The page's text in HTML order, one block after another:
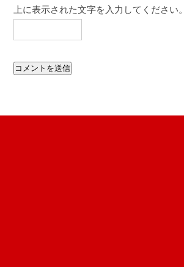
上に表示された文字を入力してください。